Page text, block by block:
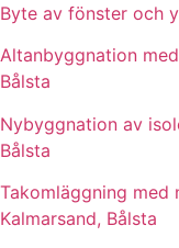
Byte av fönster och
Altanbyggnation
Bålsta
Nybyggnation av
Bålsta
Takomläggning
Kalmarsand, Bålsta